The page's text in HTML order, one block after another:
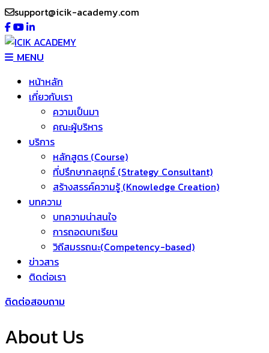
support@icik-academy.com
MENU
หน้าหลัก
เกี่ยวกับเรา
ความเป็นมา
คณะผู้บริหาร
บริการ
หลักสูตร (Course)
ที่ปรึกษากลยุทธ์ (Strategy Consultant)
สร้างสรรค์ความรู้ (Knowledge Creation)
บทความ
บทความน่าสนใจ
การถอดบทเรียน
วิถีสมรรถนะ(Competency-based)
ข่าวสาร
ติดต่อเรา
ติดต่อสอบถาม
About Us